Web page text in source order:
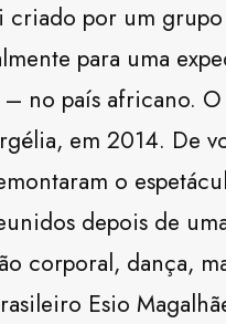
criado por um
para uma
no país africano.
em 2014. De
o
depois de
corporal, dança,
Esio